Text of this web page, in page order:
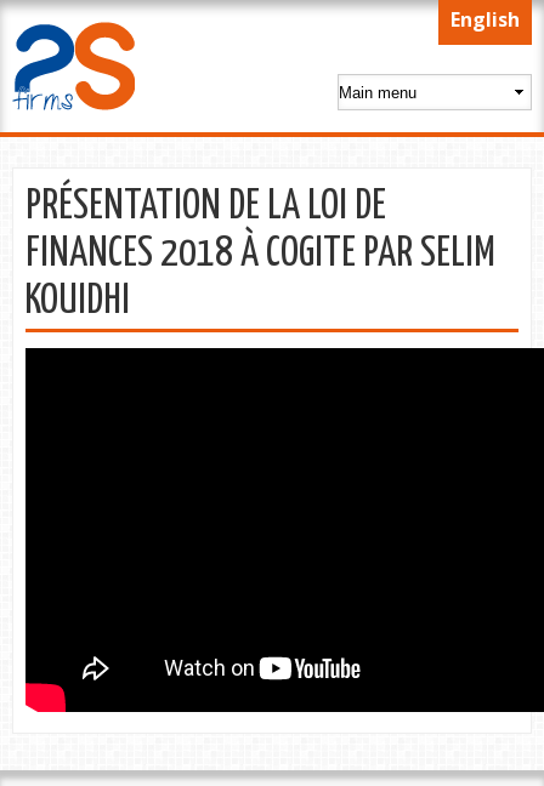
Skip to
English
PRÉSENTATION DE LA LOI DE
FINANCES 2018 À COGITE PAR SELIM
KOUIDHI